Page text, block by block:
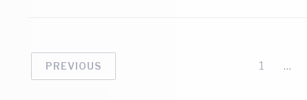
PREVIOUS 1 …